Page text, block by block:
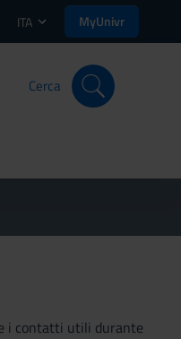
ITA MyUnivr
Cerca
i contatti utili durante